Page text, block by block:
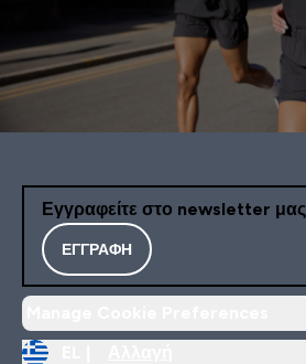
Εγγραφείτε στο newsletter μας
ΕΓΓΡΑΦΉ